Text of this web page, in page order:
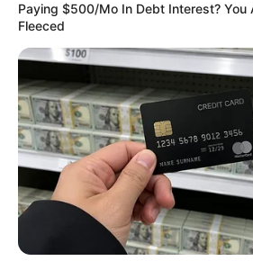
How They Made Little Simba
Lion King'
BRAINBERRIES
Paying $500/Mo In Debt Interest? You
Fleeced